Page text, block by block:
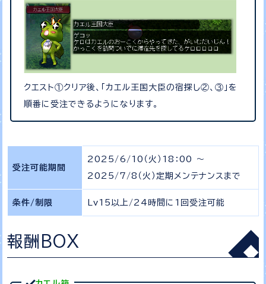
クエスト①クリア後、「カエル王国大臣の宿探し②、③」を
順番に受注できるようになります。
受注可能期間
2025/6/10（火）18：00 ～
2025/7/8（火）定期メンテナンスまで
条件/制限 Lv15以上/24時間に1回受注可能
報酬BOX